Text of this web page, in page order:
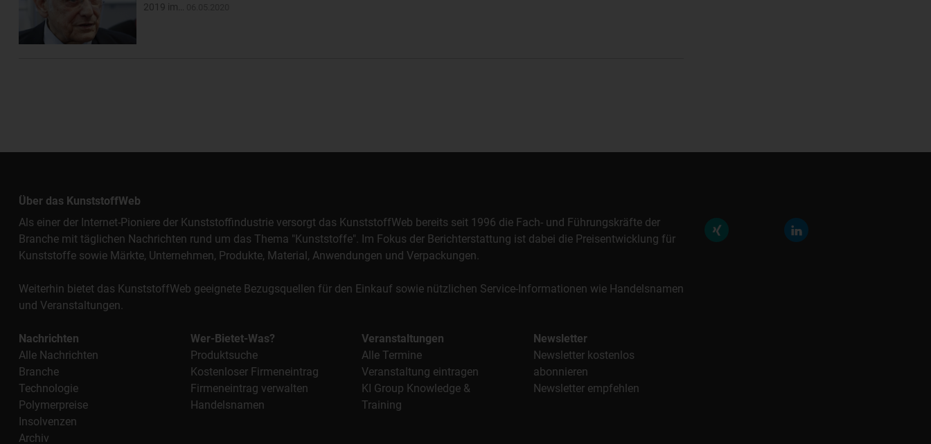
2019 im…
Über das KunststoffWeb
Als einer der Internet-Pioniere der Kunststoffindustrie versorgt das KunststoffWeb bereits seit 1996 die Fach- und Führungskräfte der
Branche mit täglichen Nachrichten rund um das Thema "Kunststoffe". Im Fokus der Berichterstattung ist dabei die Preisentwicklung für
Kunststoffe sowie Märkte, Unternehmen, Produkte, Material, Anwendungen und Verpackungen.
Weiterhin bietet das KunststoffWeb geeignete Bezugsquellen für den Einkauf sowie nützlichen Service-Informationen wie Handelsnamen
und Veranstaltungen.
Nachrichten
Alle Nachrichten
Branche
Technologie
Polymerpreise
Insolvenzen
Archiv
Wer-Bietet-Was?
Produktsuche
Kostenloser Firmeneintrag
Firmeneintrag verwalten
Handelsnamen
Veranstaltungen
Alle Termine
Veranstaltung eintragen
KI Group Knowledge &
Training
Newsletter
Newsletter kostenlos
abonnieren
Newsletter empfehlen